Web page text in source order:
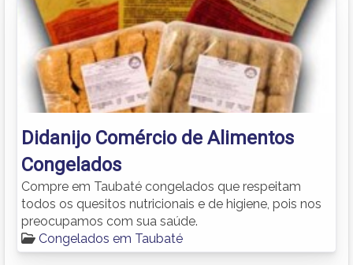
Didanijo Comércio de Alimentos
Congelados
Compre em Taubaté congelados que respeitam
todos os quesitos nutricionais e de higiene, pois nos
preocupamos com sua saúde.
Congelados em Taubaté